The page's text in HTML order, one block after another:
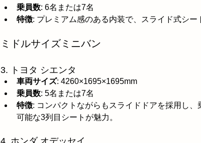
乗員数: 6名または7名
特徴: プレミアム感のある内装で、スライド式シー
ミドルサイズミニバン
3. トヨタ シエンタ
車両サイズ: 4260×1695×1695mm
乗員数: 5名または7名
特徴: コンパクトながらもスライドドアを採用し
可能な3列目シートが魅力。
4. ホンダ オデッセイ